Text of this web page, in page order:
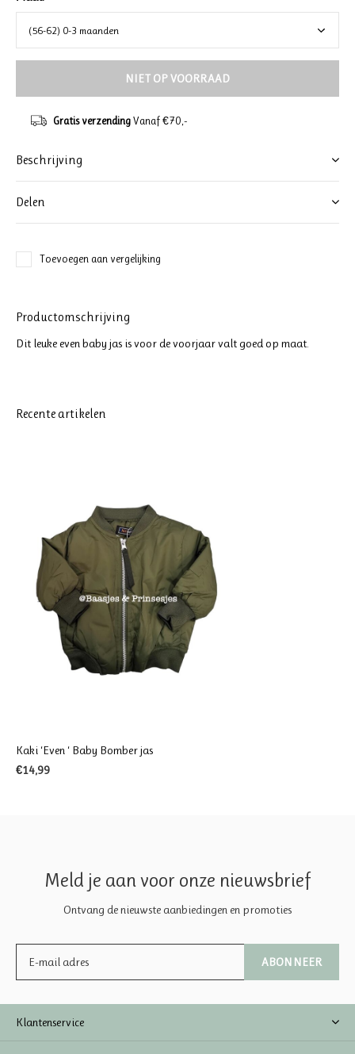
NIET OP VOORRAAD
Gratis verzendingVanaf €70,-
Beschrijving
Delen
Toevoegen aan vergelijking
Productomschrijving
Dit leuke even baby jas is voor de voorjaar valt goed op maat.
Recente artikelen
Kaki ‘Even ‘ Baby Bomber jas
€14,99
Meld je aan voor onze nieuwsbrief
Ontvang de nieuwste aanbiedingen en promoties
ABONNEER
Klantenservice